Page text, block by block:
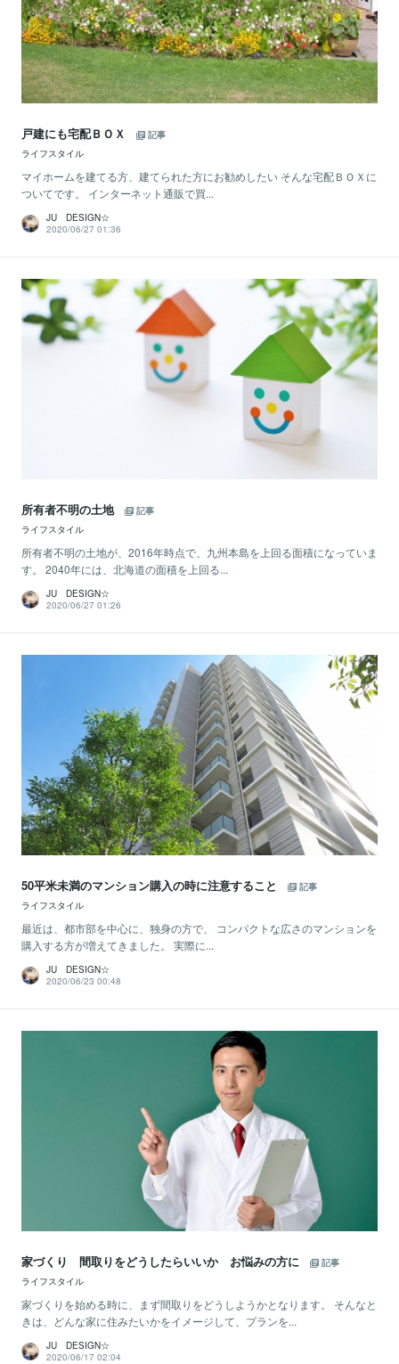
戸建にも宅配ＢＯＸ
記事
ライフスタイル
マイホームを建てる方、建てられた方にお勧めしたい そんな宅配ＢＯＸに
ついてです。 インターネット通販で買...
JU DESIGN☆
2020/06/27 01:36
所有者不明の土地
記事
ライフスタイル
所有者不明の土地が、2016年時点で、九州本島を上回る面積になっていま
す。 2040年には、北海道の面積を上回る...
JU DESIGN☆
2020/06/27 01:26
50平米未満のマンション購入の時に注意すること
記事
ライフスタイル
最近は、都市部を中心に、独身の方で、 コンパクトな広さのマンションを
購入する方が増えてきました。 実際に...
JU DESIGN☆
2020/06/23 00:48
家づくり 間取りをどうしたらいいか お悩みの方に
記事
ライフスタイル
家づくりを始める時に、まず間取りをどうしようかとなります。 そんなと
きは、どんな家に住みたいかをイメージして、プランを...
JU DESIGN☆
2020/06/17 02:04